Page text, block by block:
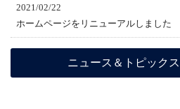
2021/02/22
ホームページをリニューアルしました
ニュース＆トピック